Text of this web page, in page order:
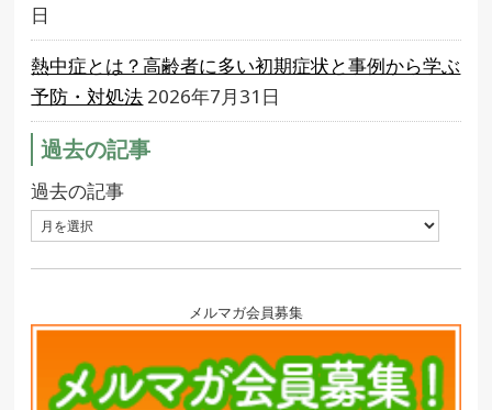
日
熱中症とは？高齢者に多い初期症状と事例から学ぶ
予防・対処法 2026年7月31日
過去の記事
過去の記事
メルマガ会員募集